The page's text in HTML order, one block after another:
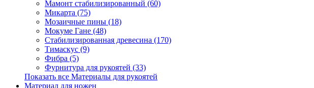
Мамонт стабилизированный (60)
Микарта (75)
Мозаичные пины (18)
Мокуме Гане (48)
Стабилизированная древесина (170)
Тимаскус (9)
Фибра (5)
Фурнитура для рукоятей (33)
Показать все Материалы для рукоятей
Материал для ножен